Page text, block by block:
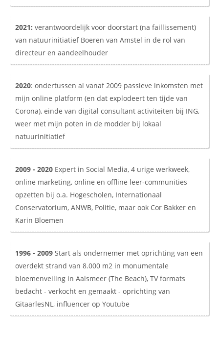
2021: verantwoordelijk voor doorstart (na faillissement)
van natuurinitiatief Boeren van Amstel in de rol van
directeur en aandeelhouder
2020: ondertussen al vanaf 2009 passieve inkomsten met
mijn online platform (en dat explodeert ten tijde van
Corona), einde van digital consultant activiteiten bij ING,
weer met mijn poten in de modder bij lokaal
natuurinitiatief
2009 - 2020 Expert in Social Media, 4 urige werkweek,
online marketing, online en offline leer-communities
opzetten bij o.a. Hogescholen, Internationaal
Conservatorium, ANWB, Politie, maar ook Cor Bakker en
Karin Bloemen
1996 - 2009 Start als ondernemer met oprichting van een
overdekt strand van 8.000 m2 in monumentale
bloemenveiling in Aalsmeer (The Beach), TV formats
bedacht - verkocht en gemaakt - oprichting van
GitaarlesNL, influencer op Youtube